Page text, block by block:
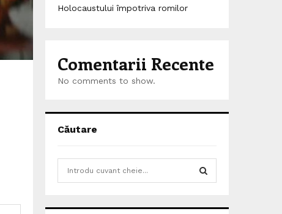
Holocaustului împotriva romilor
Comentarii Recente
No comments to show.
Căutare